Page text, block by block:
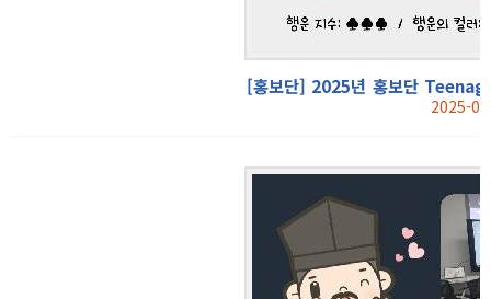
[홍보단] 2025년 홍보단
2025-